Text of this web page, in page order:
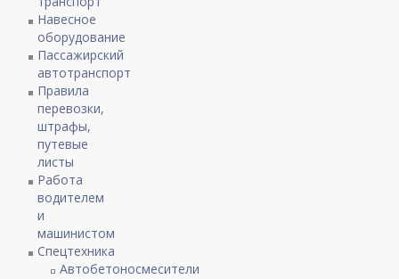
Навесное
оборудование
Пассажирский
автотранспорт
Правила
перевозки,
штрафы,
путевые
листы
Работа
водителем
и
машинистом
Спецтехника
Автобетоносмесители